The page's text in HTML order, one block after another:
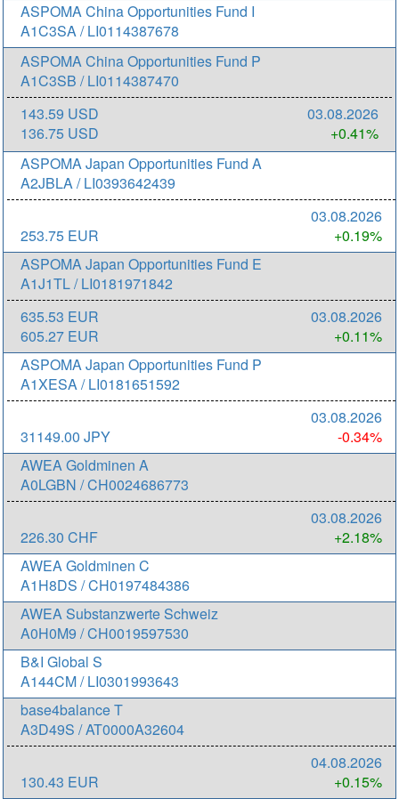
ASPOMA China Opportunities Fund I
A1C3SA / LI0114387678
ASPOMA China Opportunities Fund P
A1C3SB / LI0114387470
143.59 USD
136.75 USD
03.08.2026
+0.41%
ASPOMA Japan Opportunities Fund A
A2JBLA / LI0393642439
253.75 EUR
03.08.2026
+0.19%
ASPOMA Japan Opportunities Fund E
A1J1TL / LI0181971842
635.53 EUR
605.27 EUR
03.08.2026
+0.11%
ASPOMA Japan Opportunities Fund P
A1XESA / LI0181651592
31149.00 JPY
03.08.2026
-0.34%
AWEA Goldminen A
A0LGBN / CH0024686773
226.30 CHF
03.08.2026
+2.18%
AWEA Goldminen C
A1H8DS / CH0197484386
AWEA Substanzwerte Schweiz
A0H0M9 / CH0019597530
B&I Global S
A144CM / LI0301993643
base4balance T
A3D49S / AT0000A32604
130.43 EUR
04.08.2026
+0.15%